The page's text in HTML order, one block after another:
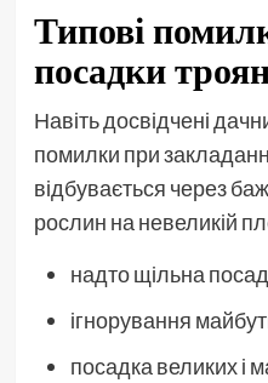
Типові
посадки
Навіть досвідчені
помилки при
відбувається через
рослин на невеликій
надто щільна
ігнорування
посадка великих і